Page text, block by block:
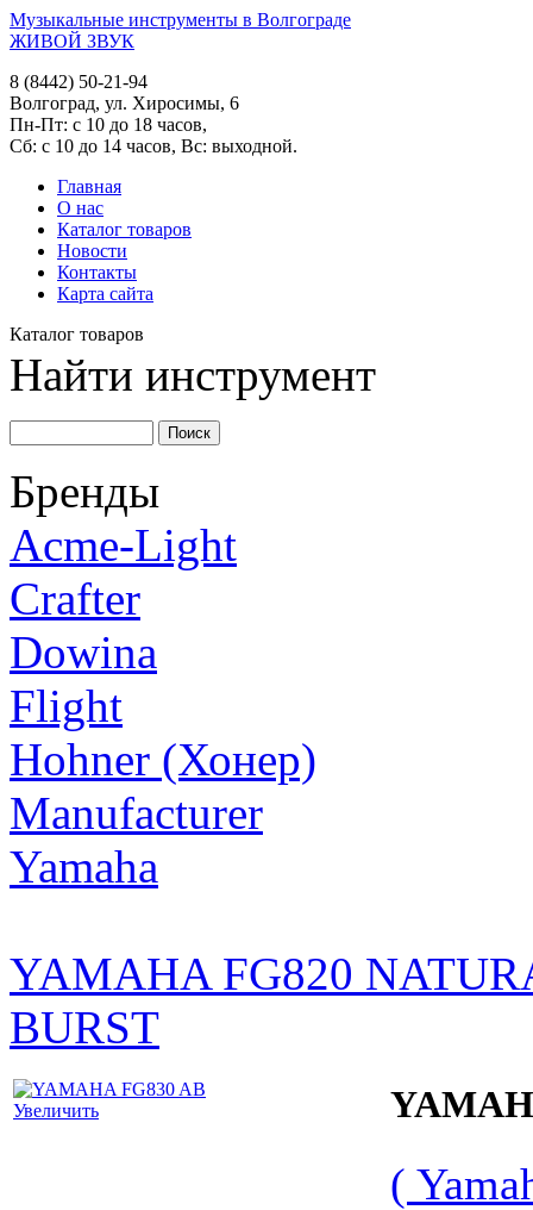
Музыкальные инструменты в Волгограде
ЖИВОЙ ЗВУК
8 (8442) 50-21-94
Волгоград, ул. Хиросимы, 6
Пн-Пт: с 10 до 18 часов,
Сб: с 10 до 14 часов, Вс: выходной.
Главная
О нас
Каталог товаров
Новости
Контакты
Карта сайта
Каталог товаров
Найти инструмент
Бренды
Acme-Light
Crafter
Dowina
Flight
Hohner (Хонер)
Manufacturer
Yamaha
YAMAHA FG820
BURST
Увеличить
(